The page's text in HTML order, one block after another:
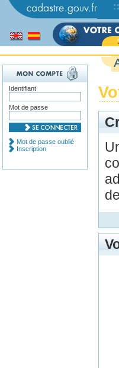
Identifiant
Mot de passe
Mot de passe oublié
Inscription